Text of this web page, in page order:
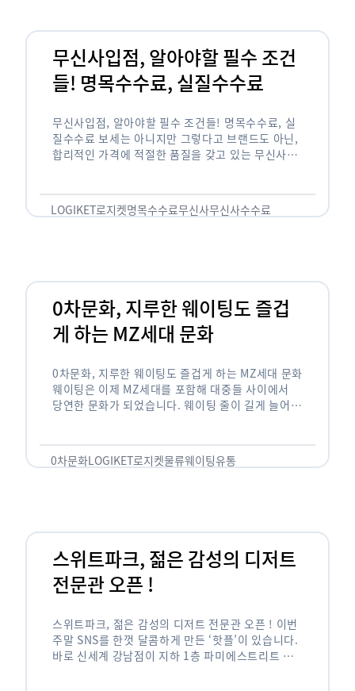
무신사입점, 알아야할 필수 조건
들! 명목수수료, 실질수수료
무신사입점, 알아야할 필수 조건들! 명목수수료, 실
질수수료 보세는 아니지만 그렇다고 브랜드도 아닌,
합리적인 가격에 적절한 품질을 갖고 있는 무신사!
LOGIKET로지켓명목수수료무신사무신사수수료
0차문화, 지루한 웨이팅도 즐겁
게 하는 MZ세대 문화
0차문화, 지루한 웨이팅도 즐겁게 하는 MZ세대 문화
웨이팅은 이제 MZ세대를 포함해 대중들 사이에서
당연한 문화가 되었습니다. 웨이팅 줄이 길게 늘어서
0차문화LOGIKET로지켓물류웨이팅유통
스위트파크, 젊은 감성의 디저트
전문관 오픈 !
스위트파크, 젊은 감성의 디저트 전문관 오픈 ! 이번
주말 SNS를 한껏 달콤하게 만든 ‘핫플’이 있습니다.
바로 신세계 강남점이 지하 1층 파미에스트리트 분